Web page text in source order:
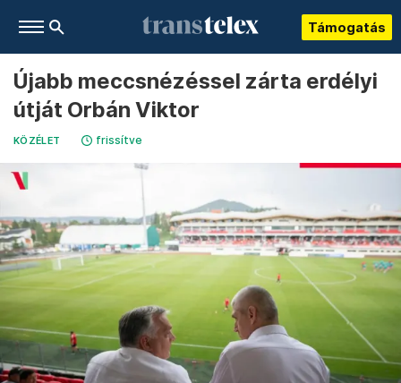
Támogatás
Újabb meccsnézéssel zárta erdélyi
útját Orbán Viktor
KÖZÉLET frissítve